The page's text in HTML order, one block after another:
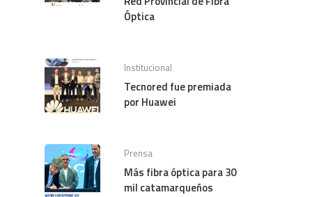
Óptica
Institucional
Tecnored fue premiada
por Huawei
Prensa
Más fibra óptica para 30
mil catamarqueños